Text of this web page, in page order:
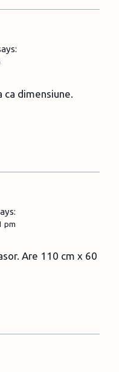
dimensiune.
pm
Are 110 cm x 60